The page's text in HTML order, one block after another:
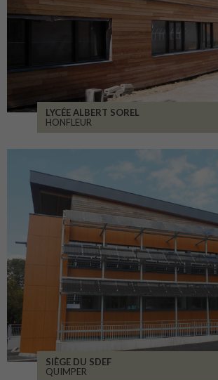
LYCÉE ALBERT SOREL
HONFLEUR
SIÈGE DU SDEF
QUIMPER